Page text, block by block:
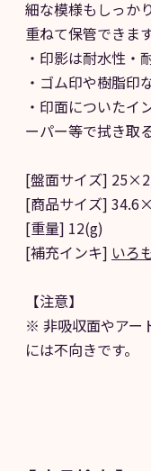
細な模様もしっか
重ねて保管できます
・印影は耐水性・
・ゴム印や樹脂印
・印面についたイ
ーパー等で拭き取
[盤面サイズ]
[商品サイズ]
[重量] 12(g)
[補充インキ] いろ
【注意】
※ 非吸収面やアー
には不向きです。